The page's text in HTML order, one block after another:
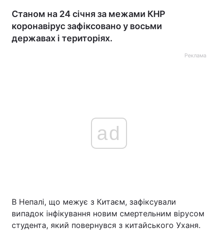
Станом на 24 січня за межами КНР
коронавірус зафіксовано у восьми
державах і територіях.
Реклама
ad
В Непалі, що межує з Китаєм, зафіксували
випадок інфікування новим смертельним вірусом
студента, який повернувся з китайського Уханя.